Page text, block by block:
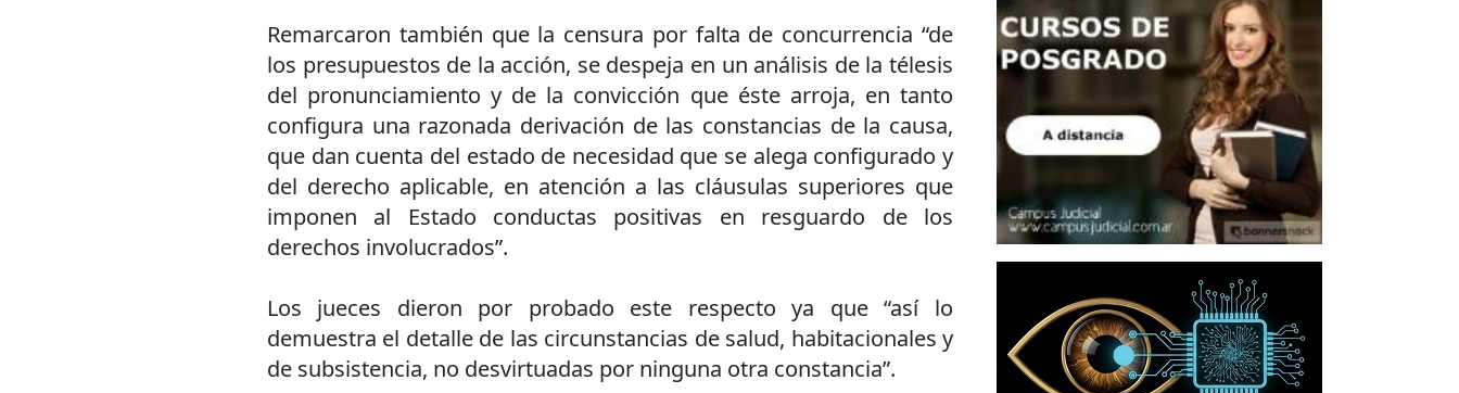
Remarcaron también que la censura por falta de concurrencia “de
los presupuestos de la acción, se despeja en un análisis de la télesis
del pronunciamiento y de la convicción que éste arroja, en tanto
configura una razonada derivación de las constancias de la causa,
que dan cuenta del estado de necesidad que se alega configurado y
del derecho aplicable, en atención a las cláusulas superiores que
imponen al Estado conductas positivas en resguardo de los
derechos involucrados”.
Los jueces dieron por probado este respecto ya que “así lo
demuestra el detalle de las circunstancias de salud, habitacionales y
de subsistencia, no desvirtuadas por ninguna otra constancia”.